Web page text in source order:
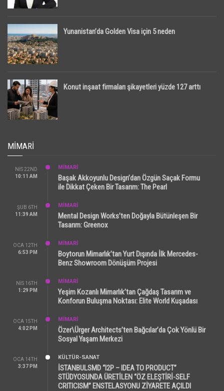
Yunanistan’da Golden Visa için 5 neden
Konut inşaat firmaları şikayetleri yüzde 127 arttı
MIMARI
NIS 22ND
10:11 AM
MİMARİ
Başak Akkoyunlu Design’dan Özgün Saçak Formu
ile Dikkat Çeken Bir Tasarım: The Pearl
ŞUB 6TH
11:39 AM
MİMARİ
Mental Design Works’ten Doğayla Bütünleşen Bir
Tasarım: Greenox
OCA 12TH
6:53 PM
MİMARİ
Boytorun Mimarlık’tan Yurt Dışında İlk Mercedes-
Benz Showroom Dönüşüm Projesi
NIS 16TH
1:29 PM
MİMARİ
Yeşim Kozanlı Mimarlık’tan Çağdaş Tasarım ve
Konforun Buluşma Noktası: Elite World Kuşadası
OCA 15TH
4:02 PM
MİMARİ
Özer\Ürger Architects’ten Bağcılar’da Çok Yönlü Bir
Sosyal Yaşam Merkezi
OCA 14TH
3:37 PM
KÜLTÜR-SANAT
İSTANBULSMD “I2P – IDEA TO PRODUCT”
STÜDYOSUNDA ÜRETİLEN “ÖZ ELEŞTİRİ-SELF
CRITICISM” ENSTELASYONU ZİYARETE AÇILDI